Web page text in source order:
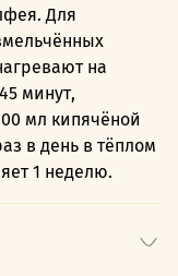
Для
на
минут,
мл кипячёной
в день в тёплом
1 неделю.